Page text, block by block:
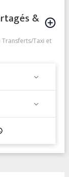
&
Taxi et